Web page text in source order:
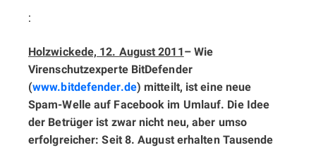
:
Holzwickede, 12. August 2011– Wie
Virenschutzexperte BitDefender
(www.bitdefender.de) mitteilt, ist eine neue
Spam-Welle auf Facebook im Umlauf. Die Idee
der Betrüger ist zwar nicht neu, aber umso
erfolgreicher: Seit 8. August erhalten Tausende